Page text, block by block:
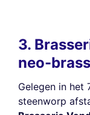
3.
neo-
Gelegen in het
steenworp